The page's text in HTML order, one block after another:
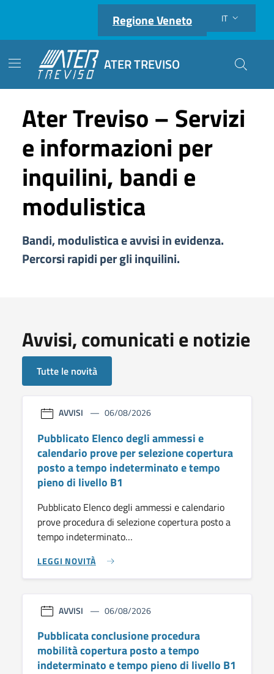
Regione Veneto Lingua attiva:
IT
ATER TREVISO Cerca
ATER TREVISO
Ater Treviso – Servizi
e informazioni per
inquilini, bandi e
modulistica
Bandi, modulistica e avvisi in evidenza.
Percorsi rapidi per gli inquilini.
Avvisi, comunicati e notizie
Tutte le novità
AVVISI 06/08/2026
Pubblicato Elenco degli ammessi e
calendario prove per selezione copertura
posto a tempo indeterminato e tempo
pieno di livello B1
Pubblicato Elenco degli ammessi e calendario
prove procedura di selezione copertura posto a
tempo indeterminato…
LEGGI NOVITÀ
AVVISI 06/08/2026
Pubblicata conclusione procedura
mobilità copertura posto a tempo
indeterminato e tempo pieno di livello B1